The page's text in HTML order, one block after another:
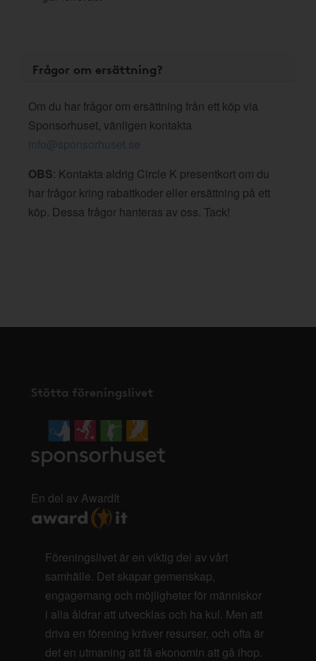
Frågor om ersättning?
Om du har frågor om ersättning från ett köp via
Sponsorhuset, vänligen kontakta
info@sponsorhuset.se
OBS: Kontakta aldrig Circle K presentkort om du
har frågor kring rabattkoder eller ersättning på ett
köp. Dessa frågor hanteras av oss. Tack!
Stötta föreningslivet
En del av AwardIt
Föreningslivet är en viktig del av vårt
samhälle. Det skapar gemenskap,
engagemang och möjligheter för människor
i alla åldrar att utvecklas och ha kul. Men att
driva en förening kräver resurser, och ofta är
det en utmaning att få ekonomin att gå ihop.